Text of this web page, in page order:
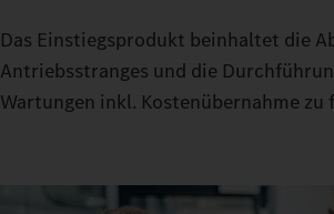
Das Einstiegsprodukt beinhaltet die
Antriebsstranges und die
Wartungen inkl. Kostenübernahme